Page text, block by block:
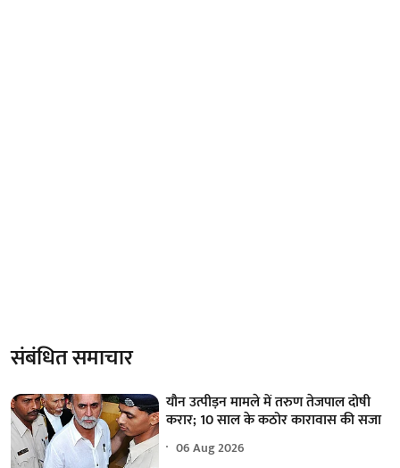
संबंधित समाचार
यौन उत्पीड़न मामले में तरुण तेजपाल दोषी
करार; 10 साल के कठोर कारावास की सजा
06 Aug 2026